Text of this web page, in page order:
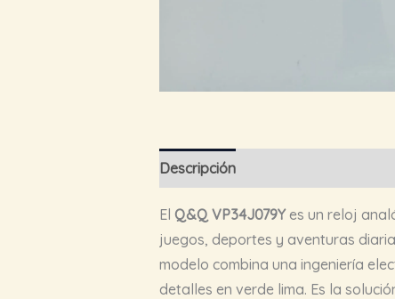
Descripción
El Q&Q VP34J079Yes un reloj
juegos, deportes y aventuras
modelo combina una ingeniería
detalles en verde lima. Es la